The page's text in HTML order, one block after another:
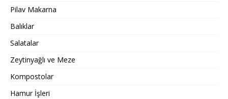
Pilav Makarna
Balıklar
Salatalar
Zeytinyağlı ve Meze
Kompostolar
Hamur İşleri